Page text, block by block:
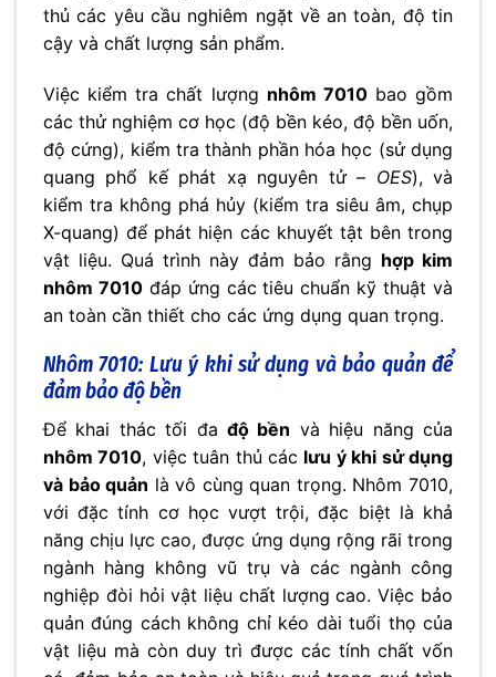
thủ các yêu cầu nghiêm ngặt về an toàn, độ tin
cậy và chất lượng sản phẩm.
Việc kiểm tra chất lượng nhôm 7010bao gồm
các thử nghiệm cơ học (độ bền kéo, độ bền uốn,
độ cứng), kiểm tra thành phần hóa học (sử dụng
quang phổ kế phát xạ nguyên tử – OES), và
kiểm tra không phá hủy (kiểm tra siêu âm, chụp
X-quang) để phát hiện các khuyết tật bên trong
vật liệu. Quá trình này đảm bảo rằng hợp kim
nhôm 7010đáp ứng các tiêu chuẩn kỹ thuật và
an toàn cần thiết cho các ứng dụng quan trọng.
Nhôm 7010: Lưu ý khi sử dụng và bảo quản để
đảm bảo độ bền
Để khai thác tối đa độ bền và hiệu năng của
nhôm 7010, việc tuân thủ các lưu ý khi sử dụng
và bảo quản là vô cùng quan trọng. Nhôm 7010,
với đặc tính cơ học vượt trội, đặc biệt là khả
năng chịu lực cao, được ứng dụng rộng rãi trong
ngành hàng không vũ trụ và các ngành công
nghiệp đòi hỏi vật liệu chất lượng cao. Việc bảo
quản đúng cách không chỉ kéo dài tuổi thọ của
vật liệu mà còn duy trì được các tính chất vốn